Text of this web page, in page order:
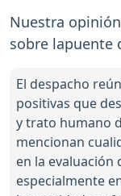
Nuestra
sobre lapuente
El despacho
positivas que
y trato humano
mencionan
en la evaluación
especialmente